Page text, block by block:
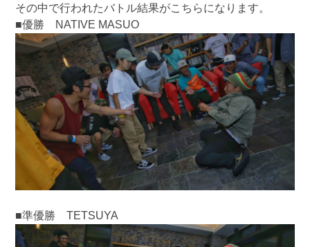
その中で行われたバトル結果がこちらになります。
■優勝 NATIVE MASUO
■準優勝 TETSUYA